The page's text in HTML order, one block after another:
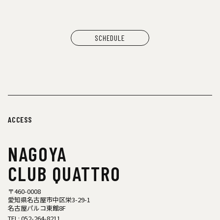
SCHEDULE
ACCESS
NAGOYA
CLUB QUATTRO
〒460-0008
愛知県名古屋市中区栄3-29-1
名古屋パルコ東館8F